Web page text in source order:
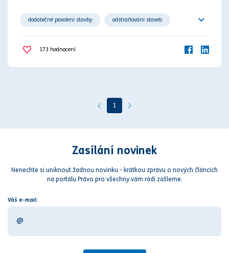
dodatečné povolení stavby odstraňování staveb
odstraňování terénních úprav odstraňování zařízení
přestupek
173 hodnocení
1
Zasílání novinek
Nenechte si uniknout žadnou novinku - krátkou zprávu o nových článcích
na portálu Právo pro všechny vám rádi zašleme.
Váš e-mail: